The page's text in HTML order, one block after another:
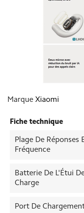
Marque Xiaomi
Fiche technique
Plage De Réponses
Fréquence
Batterie De L'Étui
Charge
Port De